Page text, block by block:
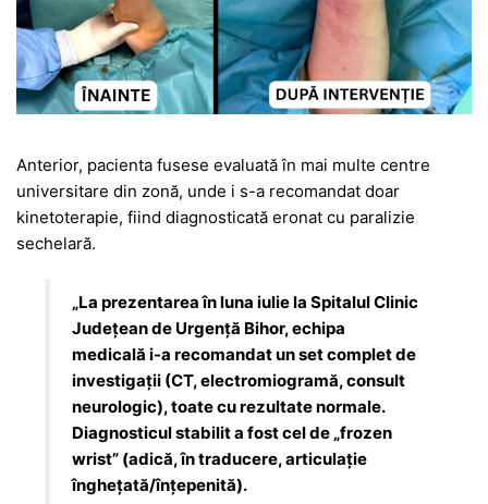
Anterior, pacienta fusese evaluată în mai multe centre
universitare din zonă, unde i s-a recomandat doar
kinetoterapie, fiind diagnosticată eronat cu paralizie
sechelară.
„La prezentarea în luna iulie la Spitalul Clinic
Județean de Urgență Bihor, echipa
medicală i-a recomandat un set complet de
investigații (CT, electromiogramă, consult
neurologic), toate cu rezultate normale.
Diagnosticul stabilit a fost cel de „frozen
wrist” (adică, în traducere, articulație
înghețată/înțepenită).